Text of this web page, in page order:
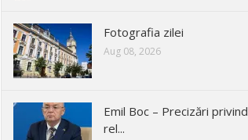
Fotografia zilei
Aug 08, 2026
Emil Boc – Precizări privind
rel...